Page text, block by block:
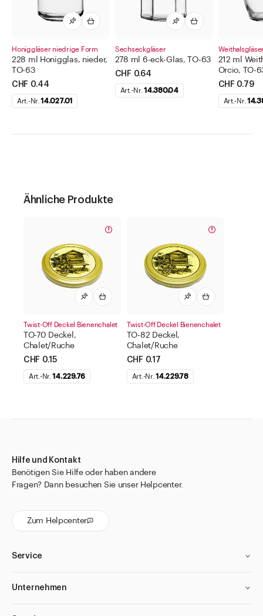
Honiggläser niedrige Form
228 ml Honigglas, nieder,
TO-63
CHF 0.44
Art.-Nr.14.027.01
Sechseckgläser
278 ml 6-eck-Glas, TO-63
CHF 0.64
Art.-Nr.14.380.04
212 ml
Orcio, TO-
CHF 0.79
Art.-Nr.
Ähnliche Produkte
Twist-Off Deckel Bienenchalet
TO-70 Deckel,
Chalet/Ruche
CHF 0.15
Art.-Nr.14.229.76
Twist-Off Deckel Bienenchalet
TO-82 Deckel,
Chalet/Ruche
CHF 0.17
Art.-Nr.14.229.78
Hilfe und Kontakt
Benötigen Sie Hilfe oder haben andere
Fragen? Dann besuchen Sie unser Helpcenter.
Zum Helpcenter
Service
Unternehmen